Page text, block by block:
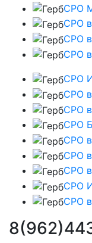
СРО
СРО
СРО
СРО
СРО
СРО
СРО
СРО
СРО
СРО
СРО
СРО
СРО в